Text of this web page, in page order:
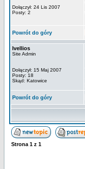
Dołączył: 24 Lis 2007
Posty: 2
Powrót do góry
Ivellios
Site Admin
Dołączył: 15 Maj 2007
Posty: 18
Skąd: Katowice
Powrót do góry
Strona 1 z 1